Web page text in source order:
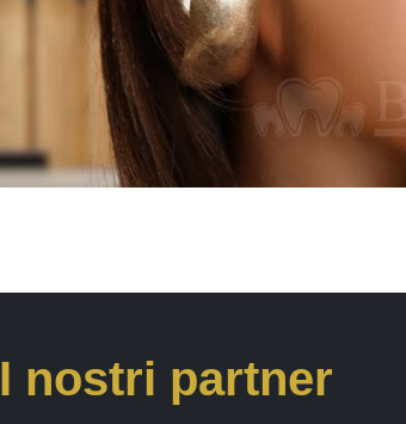
I nostri partner